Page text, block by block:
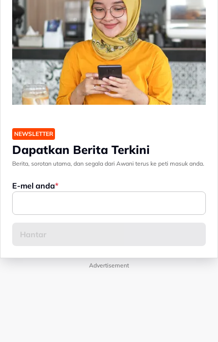
NEWSLETTER
Dapatkan Berita Terkini
Berita, sorotan utama, dan segala dari Awani terus ke peti masuk anda.
E-mel anda
Advertisement